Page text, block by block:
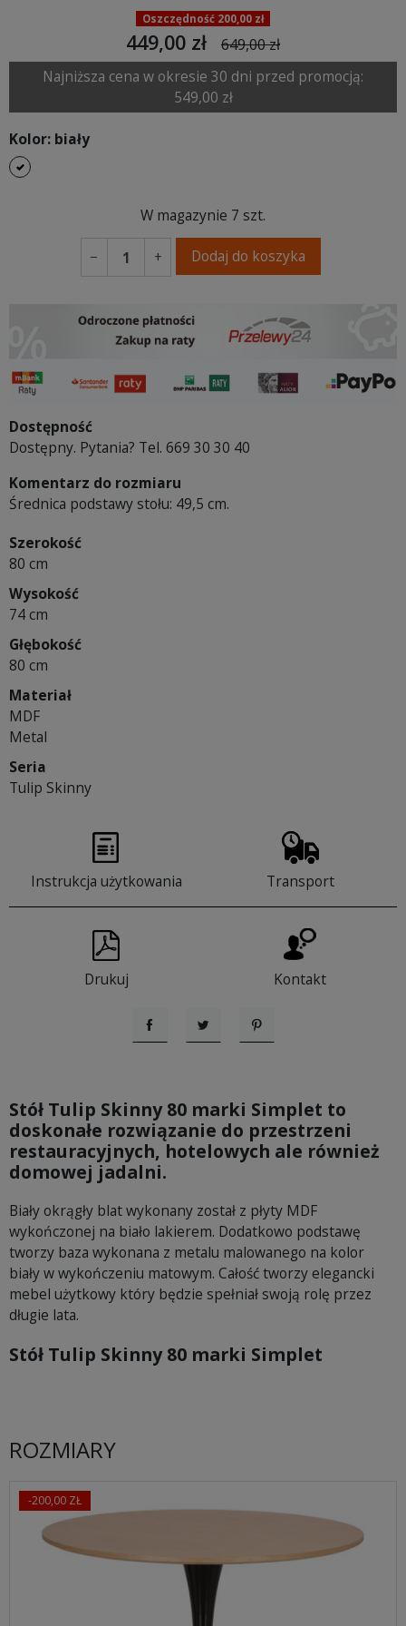
Oszczędność 200,00 zł
449,00 zł 649,00 zł
Najniższa cena w okresie 30 dni przed promocją:
549,00 zł
Kolor: biały
biały
W magazynie 7 szt.
− + Dodaj do koszyka
Dostępność
Dostępny. Pytania? Tel. 669 30 30 40
Komentarz do rozmiaru
Średnica podstawy stołu: 49,5 cm.
Szerokość
80 cm
Wysokość
74 cm
Głębokość
80 cm
Materiał
MDF
Metal
Seria
Tulip Skinny
Instrukcja użytkowania Transport
Drukuj Kontakt
UdostępnijTweetujPinterest
Stół Tulip Skinny 80 marki Simplet to
doskonałe rozwiązanie do przestrzeni
restauracyjnych, hotelowych ale również
domowej jadalni.
Biały okrągły blat wykonany został z płyty MDF
wykończonej na biało lakierem. Dodatkowo podstawę
tworzy baza wykonana z metalu malowanego na kolor
biały w wykończeniu matowym. Całość tworzy elegancki
mebel użytkowy który będzie spełniał swoją rolę przez
długie lata.
Stół Tulip Skinny 80 marki Simplet
ROZMIARY
-200,00 ZŁ